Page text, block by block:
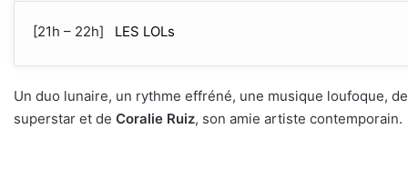
[21h – 22h] LES LOLs
Un duo lunaire, un rythme effréné, une musique loufoque,
superstar et de Coralie Ruiz, son amie artiste contemporain.